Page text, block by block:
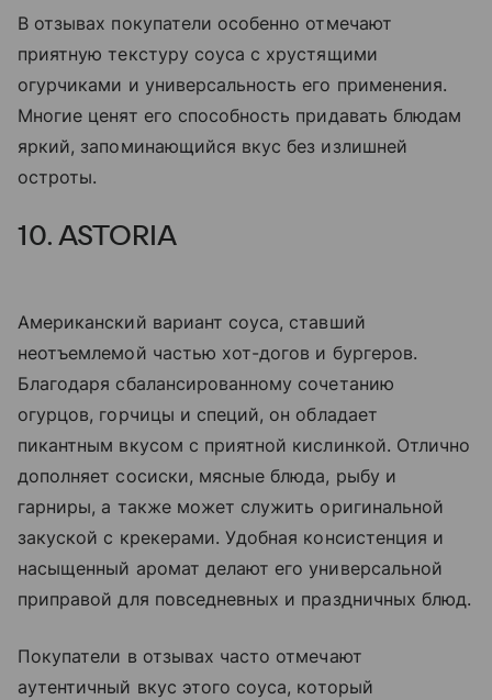
В отзывах покупатели особенно отмечают
приятную текстуру соуса с хрустящими
огурчиками и универсальность его применения.
Многие ценят его способность придавать блюдам
яркий, запоминающийся вкус без излишней
остроты.
10. ASTORIA
Американский вариант соуса, ставший
неотъемлемой частью хот-догов и бургеров.
Благодаря сбалансированному сочетанию
огурцов, горчицы и специй, он обладает
пикантным вкусом с приятной кислинкой. Отлично
дополняет сосиски, мясные блюда, рыбу и
гарниры, а также может служить оригинальной
закуской с крекерами. Удобная консистенция и
насыщенный аромат делают его универсальной
приправой для повседневных и праздничных блюд.
Покупатели в отзывах часто отмечают
аутентичный вкус этого соуса, который